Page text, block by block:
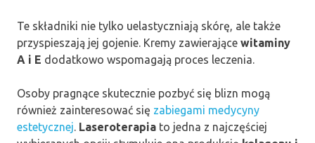
Te składniki nie tylko uelastyczniają skórę, ale także
przyspieszają jej gojenie. Kremy zawierające witaminy
A i E dodatkowo wspomagają proces leczenia.
Osoby pragnące skutecznie pozbyć się blizn mogą
również zainteresować się zabiegami medycyny
estetycznej. Laseroterapia to jedna z najczęściej